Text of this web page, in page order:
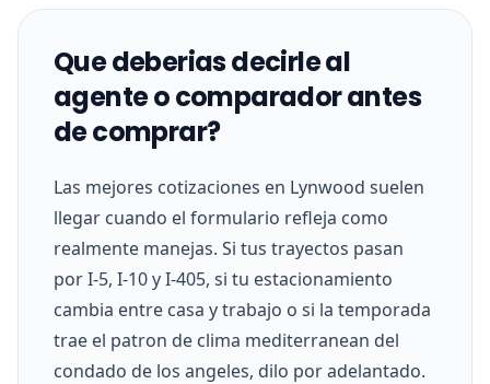
Que deberias decirle al
agente o comparador antes
de comprar?
Las mejores cotizaciones en Lynwood suelen
llegar cuando el formulario refleja como
realmente manejas. Si tus trayectos pasan
por I-5, I-10 y I-405, si tu estacionamiento
cambia entre casa y trabajo o si la temporada
trae el patron de clima mediterranean del
condado de los angeles, dilo por adelantado.